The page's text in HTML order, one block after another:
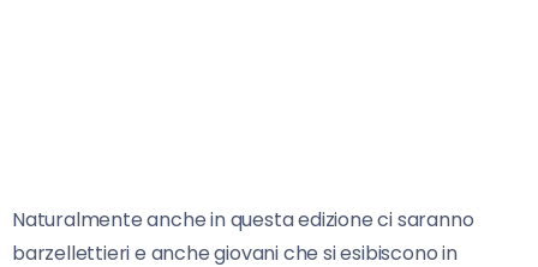
Naturalmente anche in questa edizione ci saranno
barzellettieri e anche giovani che si esibiscono in